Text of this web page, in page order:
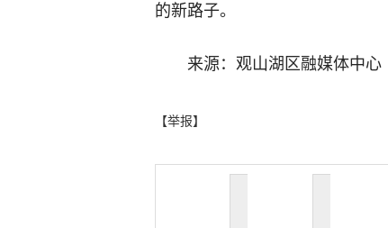
的新路子。
来源：观山湖区融媒体中心
【举报】